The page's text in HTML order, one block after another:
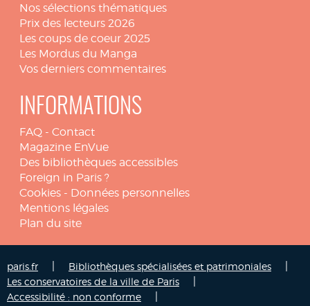
Nos sélections thématiques
Prix des lecteurs 2026
Les coups de coeur 2025
Les Mordus du Manga
Vos derniers commentaires
INFORMATIONS
FAQ - Contact
Magazine EnVue
Des bibliothèques accessibles
Foreign in Paris ?
Cookies - Données personnelles
Mentions légales
Plan du site
paris.fr Bibliothèques spécialisées et patrimoniales
Les conservatoires de la ville de Paris
Accessibilité : non conforme